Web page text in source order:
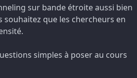
sur bande étroite aussi bien
que les chercheurs en
simples à poser au cours